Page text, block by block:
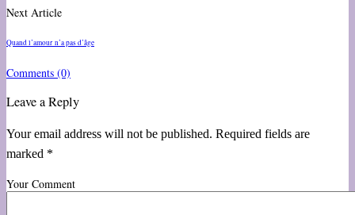
Next Article
Quand l’amour n’a pas d’âge
Comments (0)
Leave a Reply
Your email address will not be published. Required fields are
marked *
Your Comment